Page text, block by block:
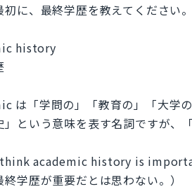
初に、最終学歴を教えてください。
history
は「学問の」「教育の」「大学
」という意味を表す名詞ですが、
academic history is
終学歴が重要だとは思わない。）